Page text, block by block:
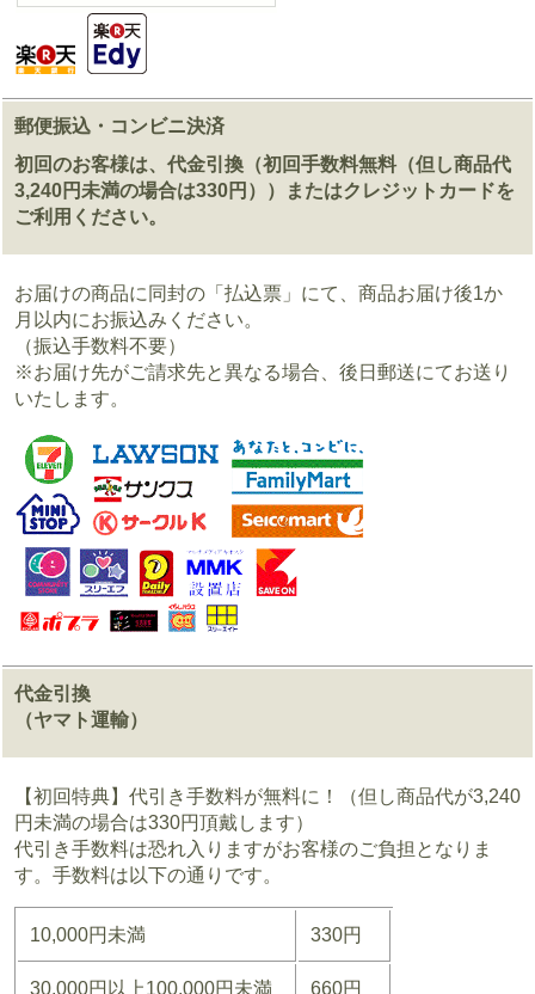
郵便振込・コンビニ決済
初回のお客様は、代金引換（初回手数料無料（但し商品代
3,240円未満の場合は330円））またはクレジットカードを
ご利用ください。
お届けの商品に同封の「払込票」にて、商品お届け後1か
月以内にお振込みください。
（振込手数料不要）
※お届け先がご請求先と異なる場合、後日郵送にてお送り
いたします。
代金引換
（ヤマト運輸）
【初回特典】代引き手数料が無料に！（但し商品代が3,240
円未満の場合は330円頂戴します）
代引き手数料は恐れ入りますがお客様のご負担となりま
す。手数料は以下の通りです。
10,000円未満 330円
30,000円以上100,000円未満 660円